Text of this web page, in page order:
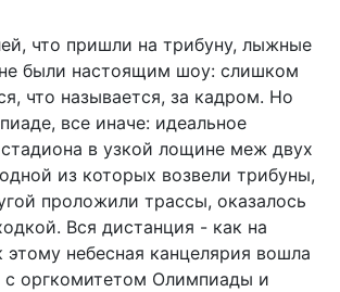
что пришли на трибуну, лыжные
не были настоящим шоу: слишком
что называется, за кадром. Но
все иначе: идеальное
в узкой лощине меж двух
из которых возвели трибуны,
проложили трассы, оказалось
Вся дистанция - как на
небесная канцелярия вошла
с оргкомитетом Олимпиады и